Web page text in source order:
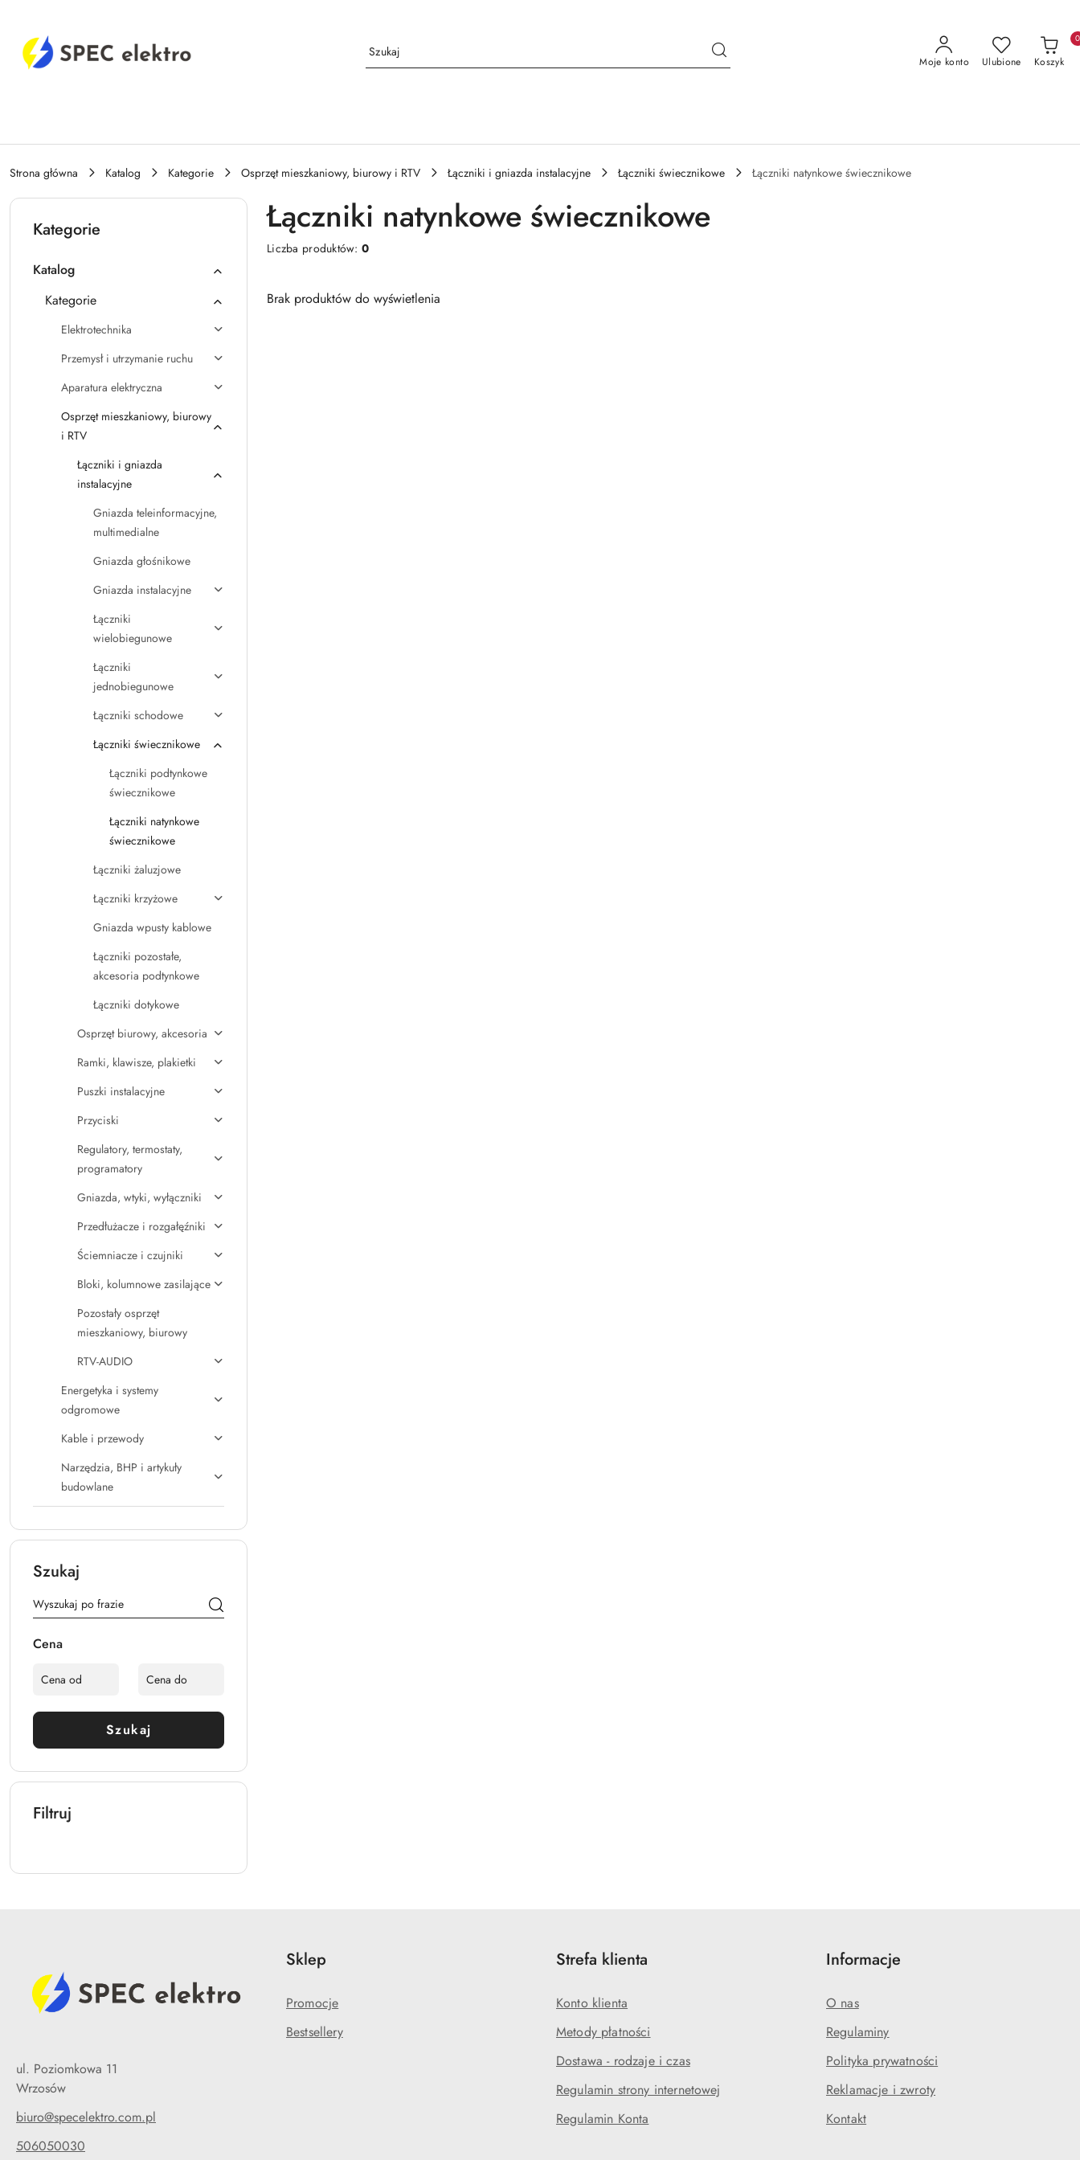
Moje konto Ulubione Koszyk
0
Strona główna Katalog Kategorie Osprzęt mieszkaniowy, biurowy i RTV Łączniki i gniazda instalacyjne Łączniki świecznikowe Łączniki natynkowe świecznikowe
Kategorie
Katalog
Kategorie
Elektrotechnika
Przemysł i utrzymanie ruchu
Aparatura elektryczna
Osprzęt mieszkaniowy, biurowy
i RTV
Łączniki i gniazda
instalacyjne
Gniazda teleinformacyjne,
multimedialne
Gniazda głośnikowe
Gniazda instalacyjne
Łączniki
wielobiegunowe
Łączniki
jednobiegunowe
Łączniki schodowe
Łączniki świecznikowe
Łączniki podtynkowe
świecznikowe
Łączniki natynkowe
świecznikowe
Łączniki żaluzjowe
Łączniki krzyżowe
Gniazda wpusty kablowe
Łączniki pozostałe,
akcesoria podtynkowe
Łączniki dotykowe
Osprzęt biurowy, akcesoria
Ramki, klawisze, plakietki
Puszki instalacyjne
Przyciski
Regulatory, termostaty,
programatory
Gniazda, wtyki, wyłączniki
Przedłużacze i rozgałęźniki
Ściemniacze i czujniki
Bloki, kolumnowe zasilające
Pozostały osprzęt
mieszkaniowy, biurowy
RTV-AUDIO
Energetyka i systemy
odgromowe
Kable i przewody
Narzędzia, BHP i artykuły
budowlane
Szukaj
Cena
Szukaj
Filtruj
Łączniki natynkowe świecznikowe
Liczba produktów:0
Brak produktów do wyświetlenia
ul. Poziomkowa 11
Wrzosów
biuro@specelektro.com.pl
506050030
Sklep
Promocje
Bestsellery
Strefa klienta
Konto klienta
Metody płatności
Dostawa - rodzaje i czas
Regulamin strony internetowej
Regulamin Konta
Informacje
O nas
Regulaminy
Polityka prywatności
Reklamacje i zwroty
Kontakt